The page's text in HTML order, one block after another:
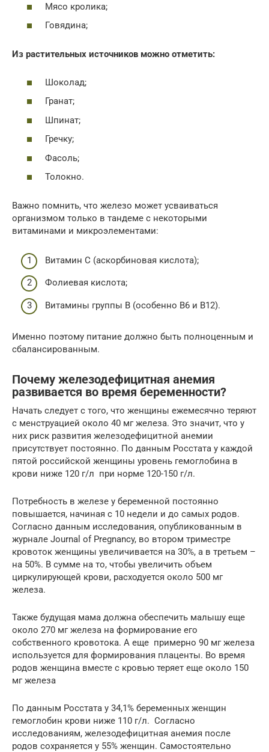
Мясо кролика;
Говядина;
Из растительных источников можно отметить:
Шоколад;
Гранат;
Шпинат;
Гречку;
Фасоль;
Толокно.
Важно помнить, что железо может усваиваться
организмом только в тандеме с некоторыми
витаминами и микроэлементами:
Витамин С (аскорбиновая кислота);
Фолиевая кислота;
Витамины группы В (особенно В6 и В12).
Именно поэтому питание должно быть полноценным и
сбалансированным.
Почему железодефицитная анемия
развивается во время беременности?
Начать следует с того, что женщины ежемесячно теряют
с менструацией около 40 мг железа. Это значит, что у
них риск развития железодефицитной анемии
присутствует постоянно. По данным Росстата у каждой
пятой российской женщины уровень гемоглобина в
крови ниже 120 г/л при норме 120-150 г/л.
Потребность в железе у беременной постоянно
повышается, начиная с 10 недели и до самых родов.
Согласно данным исследования, опубликованным в
журнале Journal of Pregnancy, во втором триместре
кровоток женщины увеличивается на 30%, а в третьем –
на 50%. В сумме на то, чтобы увеличить объем
циркулирующей крови, расходуется около 500 мг
железа.
Также будущая мама должна обеспечить малышу еще
около 270 мг железа на формирование его
собственного кровотока. А еще примерно 90 мг железа
используется для формирования плаценты. Во время
родов женщина вместе с кровью теряет еще около 150
мг железа
По данным Росстата у 34,1% беременных женщин
гемоглобин крови ниже 110 г/л. Согласно
исследованиям, железодефицитная анемия после
родов сохраняется у 55% женщин. Самостоятельно